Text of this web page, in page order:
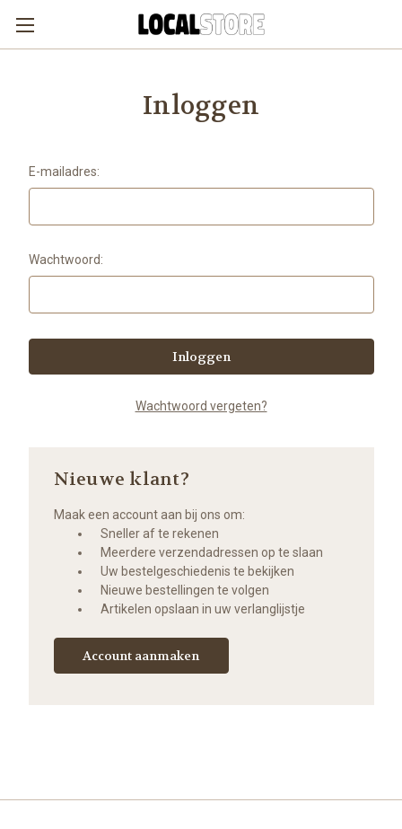
Inloggen
E-mailadres:
Wachtwoord:
Wachtwoord vergeten?
Nieuwe klant?
Maak een account aan bij ons om:
Sneller af te rekenen
Meerdere verzendadressen op te slaan
Uw bestelgeschiedenis te bekijken
Nieuwe bestellingen te volgen
Artikelen opslaan in uw verlanglijstje
Account aanmaken